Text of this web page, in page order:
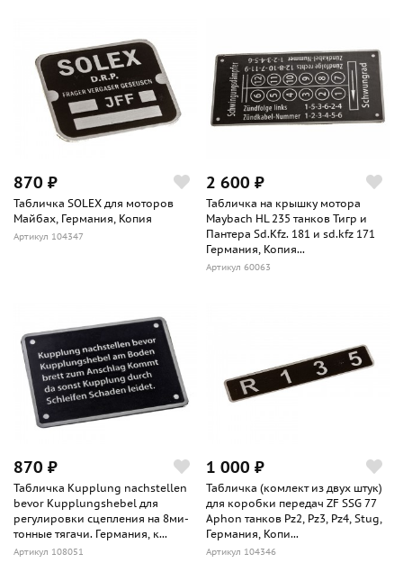
870 ₽
Табличка SOLEX для моторов
Майбах, Германия, Копия
Артикул 104347
2 600 ₽
Табличка на крышку мотора
Maybach HL 235 танков Тигр и
Пантера Sd.Kfz. 181 и sd.kfz 171
Германия, Копия...
Артикул 60063
870 ₽
Табличка Kupplung nachstellen
bevor Kupplungshebel для
регулировки сцепления на 8ми-
тонные тягачи. Германия, к...
Артикул 108051
1 000 ₽
Табличка (комлект из двух штук)
для коробки передач ZF SSG 77
Aphon танков Pz2, Pz3, Pz4, Stug,
Германия, Копи...
Артикул 104346